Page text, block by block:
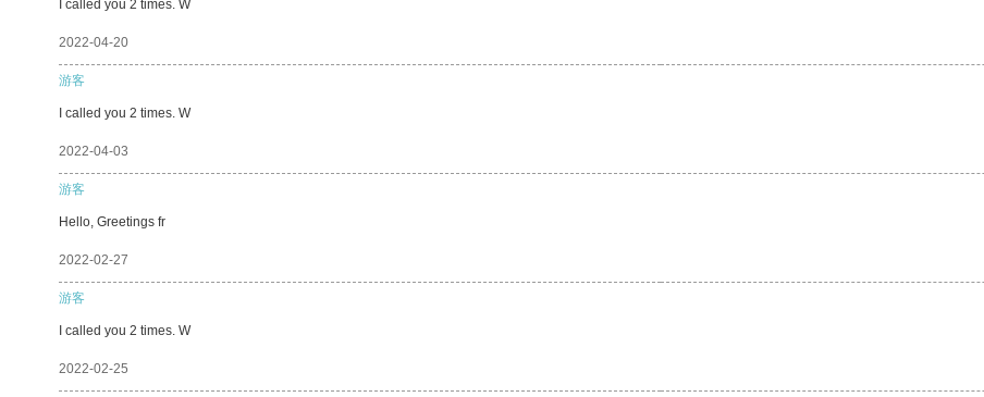
I called you 2 times. W
2022-04-20
游客
I called you 2 times. W
2022-04-03
游客
Hello, Greetings fr
2022-02-27
游客
I called you 2 times. W
2022-02-25